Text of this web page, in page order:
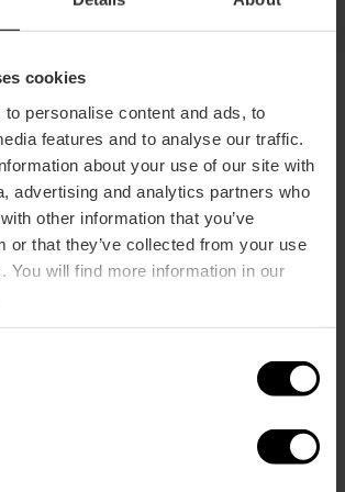
cookies
personalise content and ads, to
features and to analyse our traffic.
about your use of our site with
advertising and analytics partners who
other information that you’ve
or that they’ve collected from your use
You will find more information in our
El Palmar
à travers des expériences
en barque traditionnelle,
au cœur des rizières ou excursions à
l'un des paysages les plus
Valencia.